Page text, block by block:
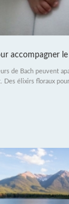
accompagner
de Bach peuvent
Des élixirs floraux